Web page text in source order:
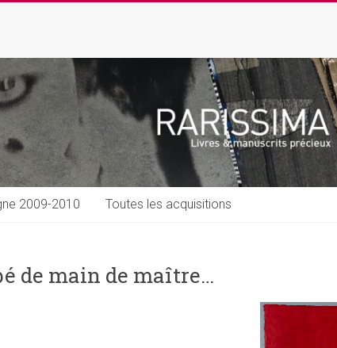
2009-2010 Toutes les acquisitions
de main de maître…